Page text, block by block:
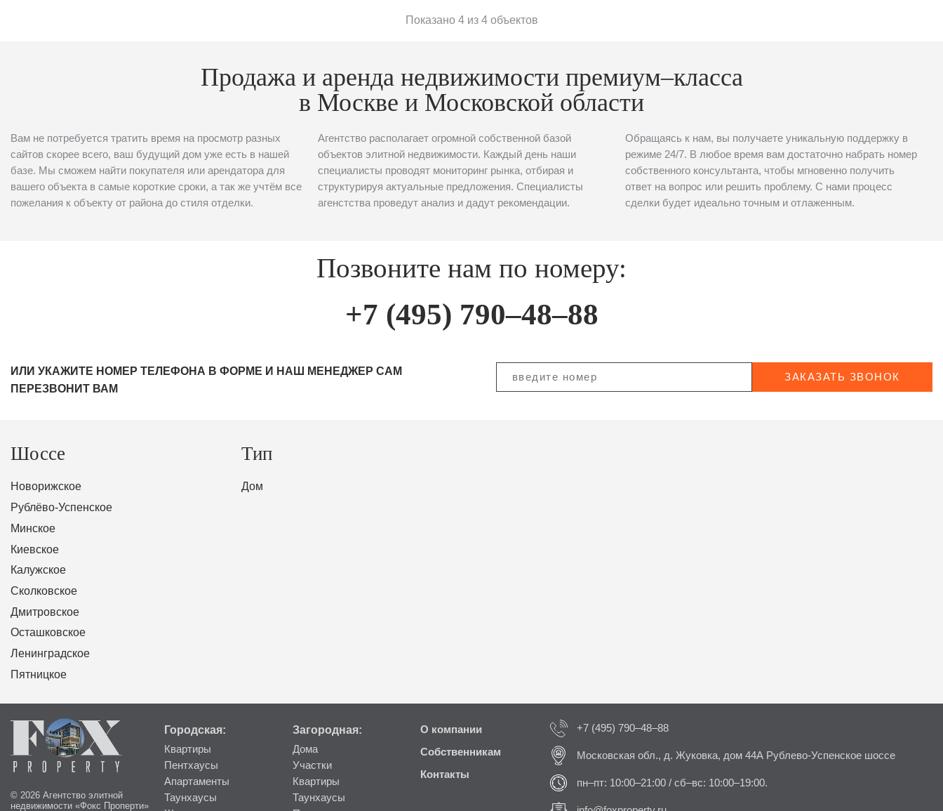
Показано 4 из 4 объектов
Продажа и аренда недвижимости премиум–класса
в Москве и Московской области
Вам не потребуется тратить время на просмотр разных
сайтов скорее всего, ваш будущий дом уже есть в нашей
базе. Мы сможем найти покупателя или арендатора для
вашего объекта в самые короткие сроки, а так же учтём все
пожелания к объекту от района до стиля отделки.
Агентство располагает огромной собственной базой
объектов элитной недвижимости. Каждый день наши
специалисты проводят мониторинг рынка, отбирая и
структурируя актуальные предложения. Специалисты
агенстства проведут анализ и дадут рекомендации.
Обращаясь к нам, вы получаете уникальную поддержку в
режиме 24/7. В любое время вам достаточно набрать номер
собственного консультанта, чтобы мгновенно получить
ответ на вопрос или решить проблему. С нами процесс
сделки будет идеально точным и отлаженным.
Позвоните нам по номеру:
+7 (495) 790–48–88
ИЛИ УКАЖИТЕ НОМЕР ТЕЛЕФОНА В ФОРМЕ И НАШ МЕНЕДЖЕР САМ
ПЕРЕЗВОНИТ ВАМ
ЗАКАЗАТЬ ЗВОНОК
Шоссе
Новорижское
Рублёво-Успенское
Минское
Киевское
Калужское
Сколковское
Дмитровское
Осташковское
Ленинградское
Пятницкое
Тип
Дом
© 2026 Агентство элитной
недвижимости «Фокс Проперти»
Городская:
Квартиры
Пентхаусы
Апартаменты
Таунхаусы
Загородная:
Дома
Участки
Квартиры
Таунхаусы
О компании
Собственникам
Контакты
+7 (495) 790–48–88
Московская обл., д. Жуковка, дом 44А Рублево-Успенское шоссе
пн–пт: 10:00–21:00 / сб–вс: 10:00–19:00.